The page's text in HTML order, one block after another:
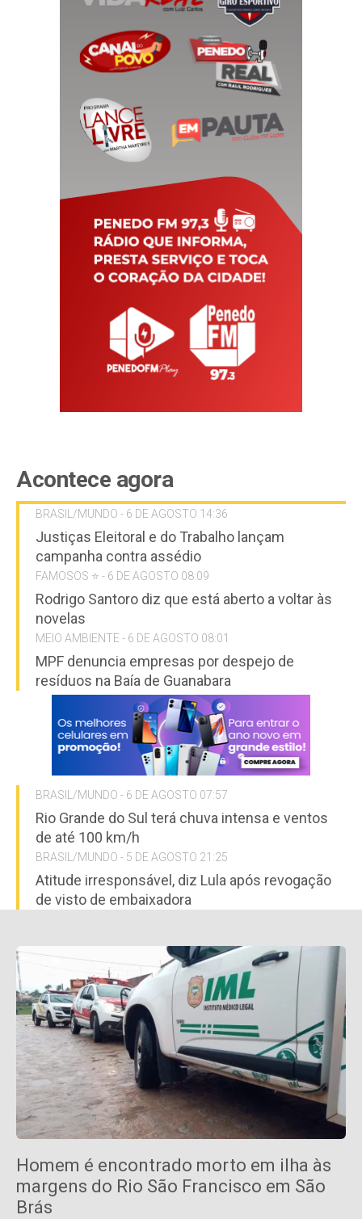
Acontece agora
BRASIL/MUNDO - 6 DE AGOSTO 14:36
Justiças Eleitoral e do Trabalho lançam
campanha contra assédio
FAMOSOS ⭐️ - 6 DE AGOSTO 08:09
Rodrigo Santoro diz que está aberto a voltar às
novelas
MEIO AMBIENTE - 6 DE AGOSTO 08:01
MPF denuncia empresas por despejo de
resíduos na Baía de Guanabara
BRASIL/MUNDO - 6 DE AGOSTO 07:57
Rio Grande do Sul terá chuva intensa e ventos
de até 100 km/h
BRASIL/MUNDO - 5 DE AGOSTO 21:25
Atitude irresponsável, diz Lula após revogação
de visto de embaixadora
Homem é encontrado morto em ilha às
margens do Rio São Francisco em São
Brás